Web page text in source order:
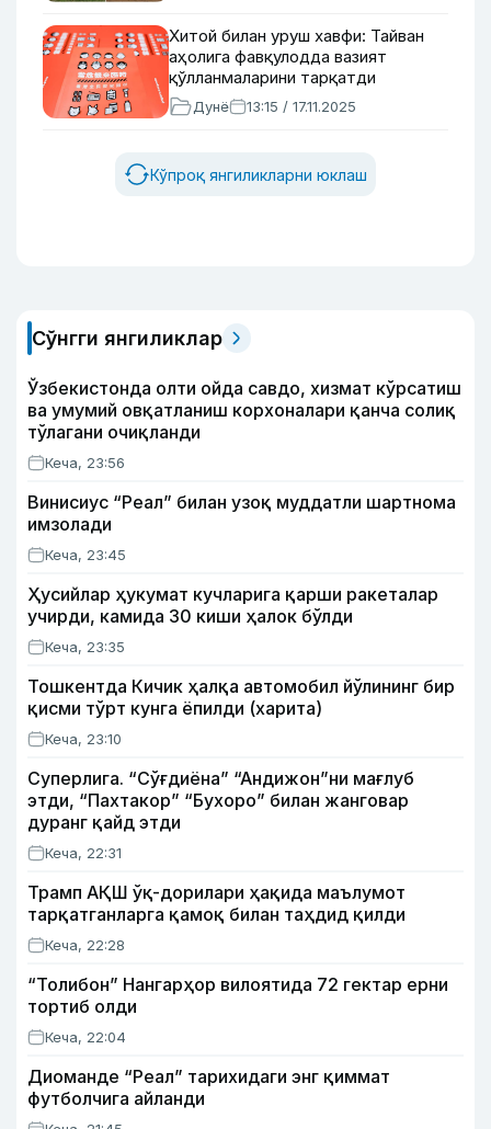
Хитой билан уруш хавфи: Тайван
аҳолига фавқулодда вазият
қўлланмаларини тарқатди
Дунё 13:15 / 17.11.2025
Кўпроқ янгиликларни юклаш
Сўнгги янгиликлар
Ўзбекистонда олти ойда савдо, хизмат кўрсатиш
ва умумий овқатланиш корхоналари қанча солиқ
тўлагани очиқланди
Кеча, 23:56
Винисиус “Реал” билан узоқ муддатли шартнома
имзолади
Кеча, 23:45
Ҳусийлар ҳукумат кучларига қарши ракеталар
учирди, камида 30 киши ҳалок бўлди
Кеча, 23:35
Тошкентда Кичик ҳалқа автомобил йўлининг бир
қисми тўрт кунга ёпилди (харита)
Кеча, 23:10
Суперлига. “Сўғдиёна” “Андижон”ни мағлуб
этди, “Пахтакор” “Бухоро” билан жанговар
дуранг қайд этди
Кеча, 22:31
Трамп АҚШ ўқ-дорилари ҳақида маълумот
тарқатганларга қамоқ билан таҳдид қилди
Кеча, 22:28
“Толибон” Нангарҳор вилоятида 72 гектар ерни
тортиб олди
Кеча, 22:04
Диоманде “Реал” тарихидаги энг қиммат
футболчига айланди